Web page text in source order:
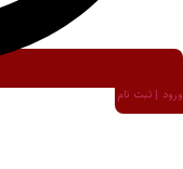
ورود | ثبت نام